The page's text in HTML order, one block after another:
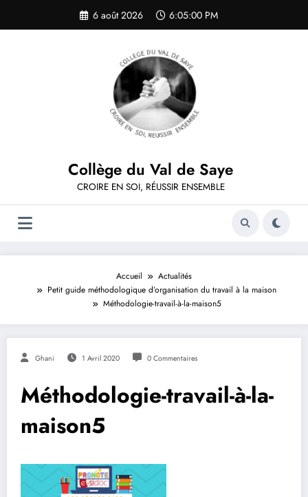
contenu
6 août 2026 6:05:00 PM
Collège du Val de Saye
CROIRE EN SOI, RÉUSSIR ENSEMBLE
Accueil
Actualités
Petit guide méthodologique d’organisation du travail à la maison
Méthodologie-travail-à-la-maison5
Ghani 1 Avril 2020 0 Commentaires
Méthodologie-travail-à-la-
maison5